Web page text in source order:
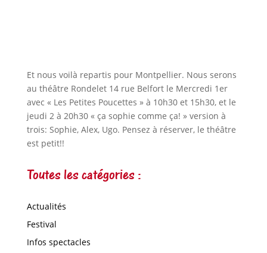
Et nous voilà repartis pour Montpellier. Nous serons
au théâtre Rondelet 14 rue Belfort le Mercredi 1er
avec « Les Petites Poucettes » à 10h30 et 15h30, et le
jeudi 2 à 20h30 « ça sophie comme ça! » version à
trois: Sophie, Alex, Ugo. Pensez à réserver, le théâtre
est petit!!
Toutes les catégories :
Actualités
Festival
Infos spectacles